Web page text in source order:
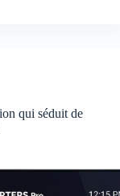
qui séduit de